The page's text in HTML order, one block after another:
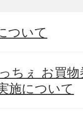
ついて
ちぇ お買
施について